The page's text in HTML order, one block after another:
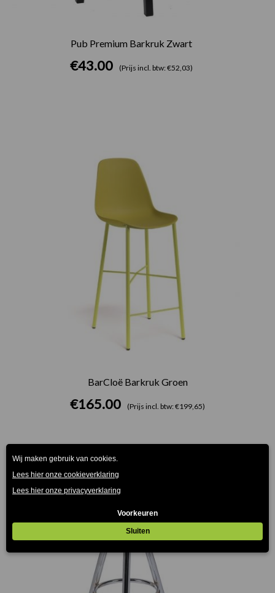
Pub Premium Barkruk Zwart
€43.00 (Prijs incl. btw: €52,03)
BarCloë Barkruk Groen
€165.00 (Prijs incl. btw: €199,65)